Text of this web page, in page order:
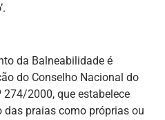
da Balneabilidade é
do Conselho Nacional do
274/2000, que estabelece
praias como próprias ou